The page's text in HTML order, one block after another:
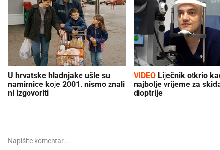
U hrvatske hladnjake ušle su
namirnice koje 2001. nismo znali
ni izgovoriti
VIDEO
najbolje vrijeme za
dioptrije